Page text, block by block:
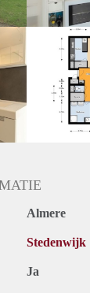
Almere
Stedenwijk
Ja